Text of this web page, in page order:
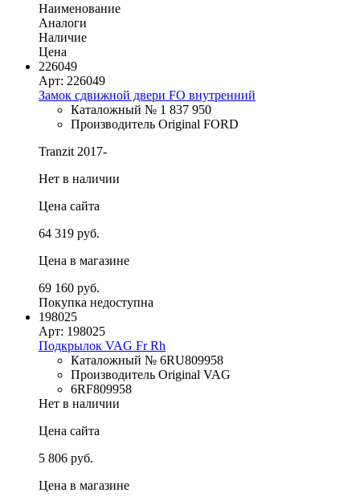
Наименование
Аналоги
Наличие
Цена
226049
Арт: 226049
Замок сдвижной двери FO внутренний
Каталожный № 1 837 950
Производитель Original FORD
Tranzit 2017-
Нет в наличии
Цена сайта
64 319 руб.
Цена в магазине
69 160 руб.
Покупка недоступна
198025
Арт: 198025
Подкрылок VAG Fr Rh
Каталожный № 6RU809958
Производитель Original VAG
6RF809958
Нет в наличии
Цена сайта
5 806 руб.
Цена в магазине